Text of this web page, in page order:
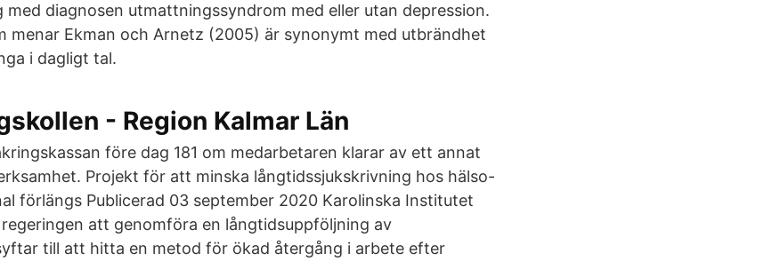
med diagnosen utmattningssyndrom med eller utan depression.
menar Ekman och Arnetz (2005) är synonymt med utbrändhet
i dagligt tal.
- Region Kalmar Län
före dag 181 om medarbetaren klarar av ett annat
Projekt för att minska långtidssjukskrivning hos hälso-
förlängs Publicerad 03 september 2020 Karolinska Institutet
att genomföra en långtidsuppföljning av
till att hitta en metod för ökad återgång i arbete efter